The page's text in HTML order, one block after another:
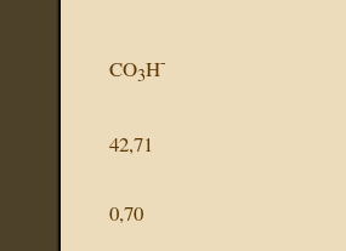
CO3H-
42,71
0,70